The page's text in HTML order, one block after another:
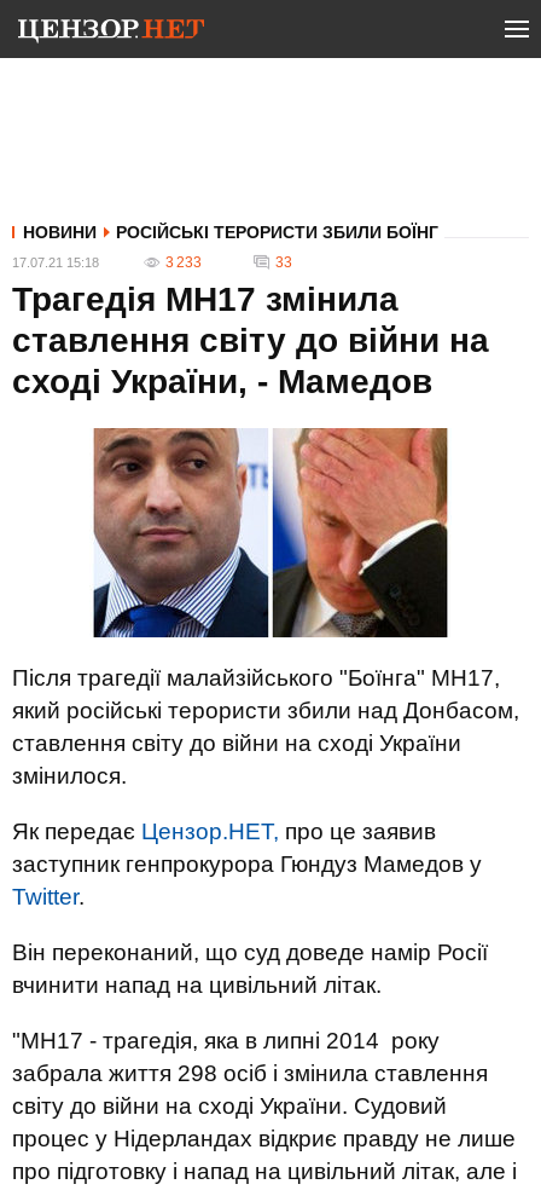
НОВИНИ РОСІЙСЬКІ ТЕРОРИСТИ ЗБИЛИ БОЇНГ
17.07.21 15:18 3 233 33
Трагедія МН17 змінила
ставлення світу до війни на
сході України, - Мамедов
Після трагедії малайзійського "Боїнга" МН17,
який російські терористи збили над Донбасом,
ставлення світу до війни на сході України
змінилося.
Як передає Цензор.НЕТ, про це заявив
заступник генпрокурора Гюндуз Мамедов у
Twitter.
Він переконаний, що суд доведе намір Росії
вчинити напад на цивільний літак.
"MH17 - трагедія, яка в липні 2014 року
забрала життя 298 осіб і змінила ставлення
світу до війни на сході України. Судовий
процес у Нідерландах відкриє правду не лише
про підготовку і напад на цивільний літак, але і